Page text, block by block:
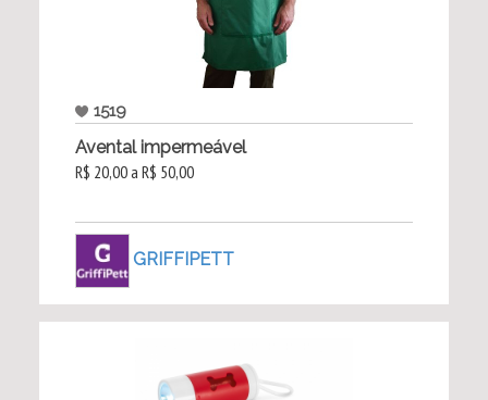
1519
Avental impermeável
R$ 20,00 a R$ 50,00
GRIFFIPETT